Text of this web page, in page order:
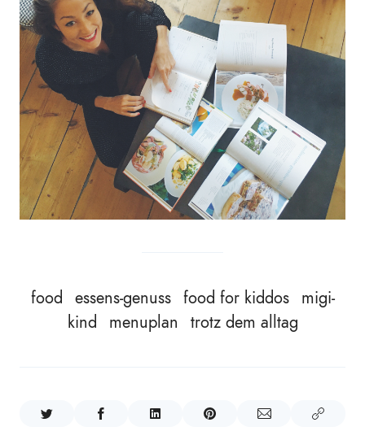
food essens-genuss food for kiddos migi-
kind
menuplan trotz dem alltag